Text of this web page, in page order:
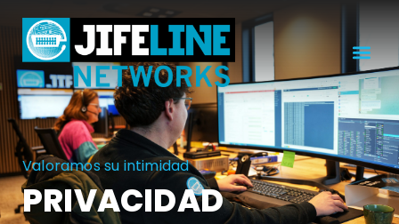
Valoramos su intimidad
PRIVACIDAD